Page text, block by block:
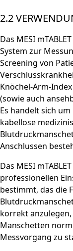
2.2
Das MESI
System zur
Screening von
Knöchel-Arm-
(sowie auch
Es handelt sich
kabellose
Anschlussen
Das MESI
professionellen
bestimmt, das die
korrekt
Manschetten
Messvorgang zu